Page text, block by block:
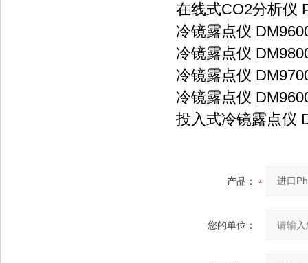
在线式CO2分析仪
冷镜露点仪
冷镜露点仪
冷镜露点仪
冷镜露点仪
投入式冷镜露点仪
产品：
您的单位：